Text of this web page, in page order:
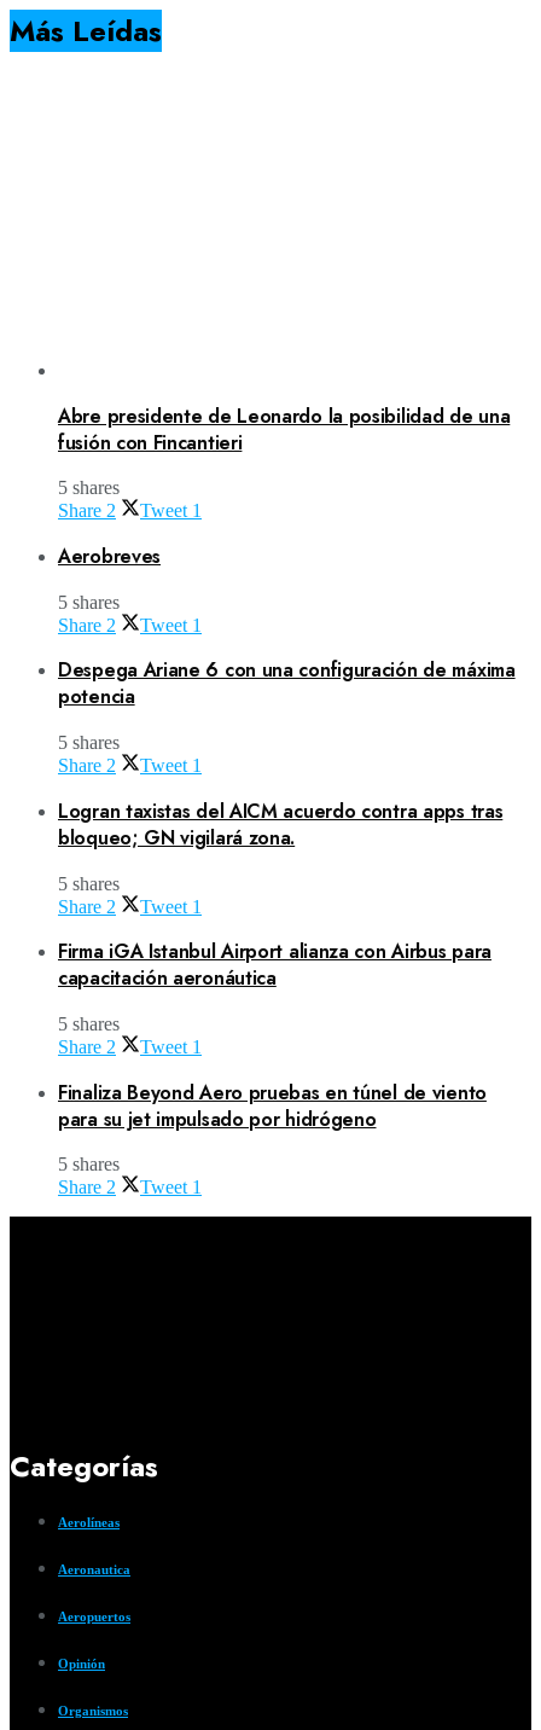
Más Leídas
Abre presidente de Leonardo la posibilidad de una
fusión con Fincantieri
5 shares
Share 2 Tweet 1
Aerobreves
5 shares
Share 2 Tweet 1
Despega Ariane 6 con una configuración de máxima
potencia
5 shares
Share 2 Tweet 1
Logran taxistas del AICM acuerdo contra apps tras
bloqueo; GN vigilará zona.
5 shares
Share 2 Tweet 1
Firma iGA Istanbul Airport alianza con Airbus para
capacitación aeronáutica
5 shares
Share 2 Tweet 1
Finaliza Beyond Aero pruebas en túnel de viento
para su jet impulsado por hidrógeno
5 shares
Share 2 Tweet 1
Categorías
Aerolíneas
Aeronautica
Aeropuertos
Opinión
Organismos